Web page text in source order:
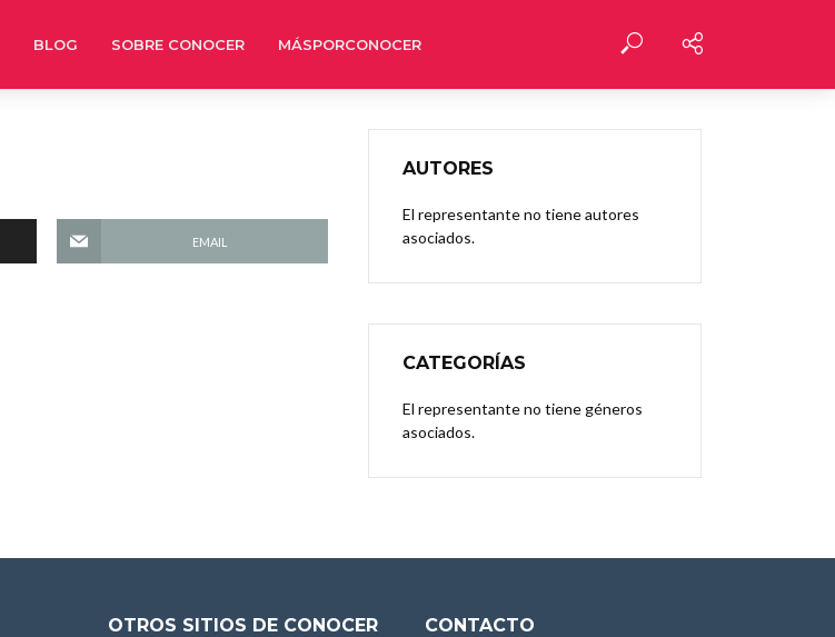
BLOG SOBRE CONOCER MÁSPORCONOCER
EMAIL
AUTORES
El representante no tiene autores
asociados.
CATEGORÍAS
El representante no tiene géneros
asociados.
OTROS SITIOS DE CONOCER
CONTACTO